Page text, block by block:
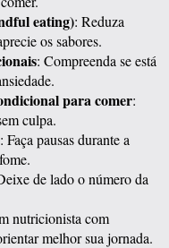
eating): Reduza
os sabores.
: Compreenda se está
para comer:
culpa.
: Faça pausas durante a
de lado o número da
nutricionista com
melhor sua jornada.